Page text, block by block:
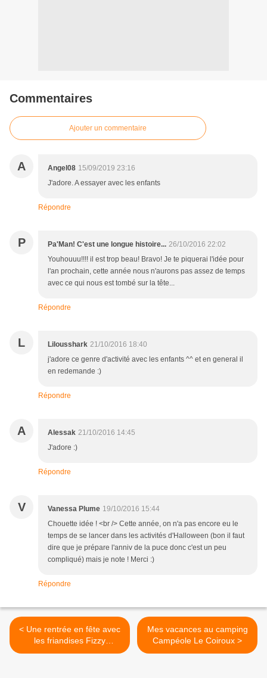
Commentaires
Ajouter un commentaire
A Angel08 15/09/2019 23:16
J'adore. A essayer avec les enfants
Répondre
P Pa'Man! C'est une longue histoire... 26/10/2016 22:02
Youhouuu!!!! il est trop beau! Bravo! Je te piquerai l'idée pour
l'an prochain, cette année nous n'aurons pas assez de temps
avec ce qui nous est tombé sur la tête...
Répondre
L Lilousshark 21/10/2016 18:40
j'adore ce genre d'activité avec les enfants ^^ et en general il
en redemande :)
Répondre
A Alessak 21/10/2016 14:45
J'adore :)
Répondre
V Vanessa Plume 19/10/2016 15:44
Chouette idée ! <br /> Cette année, on n'a pas encore eu le
temps de se lancer dans les activités d'Halloween (bon il faut
dire que je prépare l'anniv de la puce donc c'est un peu
compliqué) mais je note ! Merci :)
Répondre
< Une rentrée en fête avec
les friandises Fizzy
Distribution
Mes vacances au camping
Campéole Le Coiroux >